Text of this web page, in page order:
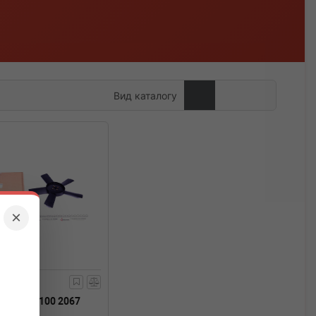
×
Вид каталогу
100 2067